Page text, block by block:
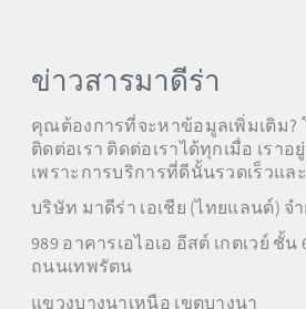
ข่าวสารมาดีร่า
คุณต้องการที่จะหาข้อมูลเพิ่มเติม?
ติดต่อเรา ติดต่อเราได้ทุกเมื่อ เรา
เพราะการบริการที่ดีนั้นรวดเร็วแ
บริษัท มาดีร่า เอเชีย (ไทยแลนด์) จ
989 อาคารเอไอเอ อีสต์ เกตเวย์ ชั้น
ถนนเทพรัตน
แขวงบางนาเหนือ เขตบางนา